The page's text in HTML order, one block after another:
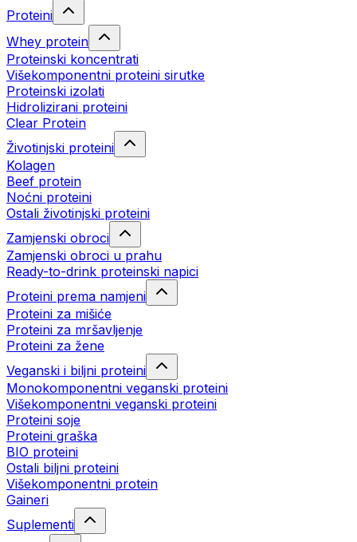
Proteini
Whey protein
Proteinski koncentrati
Višekomponentni proteini sirutke
Proteinski izolati
Hidrolizirani proteini
Clear Protein
Životinjski proteini
Kolagen
Beef protein
Noćni proteini
Ostali životinjski proteini
Zamjenski obroci
Zamjenski obroci u prahu
Ready-to-drink proteinski napici
Proteini prema namjeni
Proteini za mišiće
Proteini za mršavljenje
Proteini za žene
Veganski i biljni proteini
Monokomponentni veganski proteini
Višekomponentni veganski proteini
Proteini soje
Proteini graška
BIO proteini
Ostali biljni proteini
Višekomponentni protein
Gaineri
Suplementi